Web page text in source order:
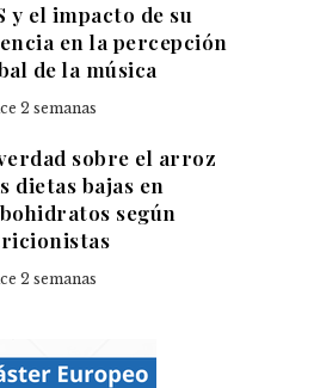
y el impacto de su
en la percepción
de la música
2 semanas
sobre el arroz
dietas bajas en
según
2 semanas